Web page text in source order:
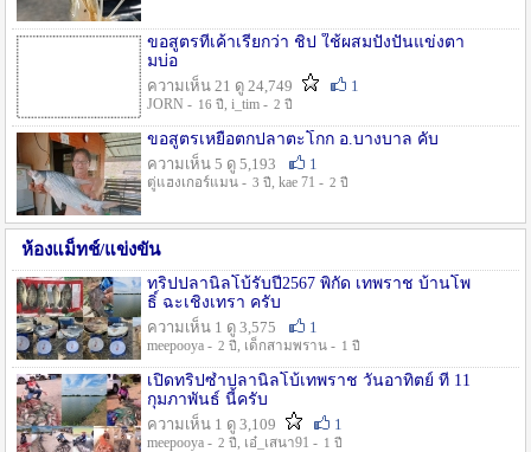
ขอสูตรที่เค้าเรียกว่า ชิป ใช้ผสมปังปั่นแข่งตา
มบ่อ
ความเห็น 21 ดู 24,749
1
JORN - 16 ปี , i_tim - 2 ปี
ขอสูตรเหยื่อตกปลาตะโกก อ.บางบาล คับ
ความเห็น 5 ดู 5,193
1
ตู่แฮงเกอร์แมน - 3 ปี , kae 71 - 2 ปี
ห้องแม็ทช์/แข่งขัน
ทริปปลานิลโบ้รับปี2567 พิกัด เทพราช บ้านโพ
ธิ์ ฉะเชิงเทรา ครับ
ความเห็น 1 ดู 3,575
1
meepooya - 2 ปี , เด็กสามพราน - 1 ปี
เปิดทริปซ้ำปลานิลโบ้เทพราช วันอาทิตย์ ที่ 11
กุมภาพันธ์ นี้ครับ
ความเห็น 1 ดู 3,109
1
meepooya - 2 ปี , เอ๋_เสนา91 - 1 ปี